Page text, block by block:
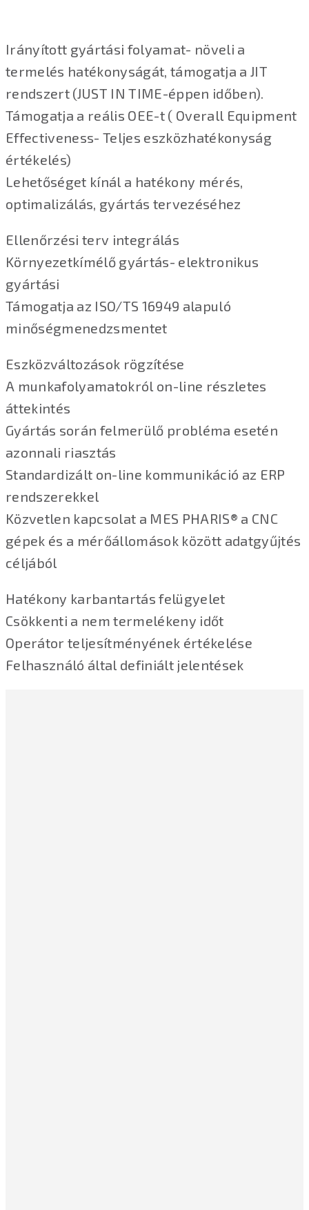
Irányított gyártási folyamat- növeli a
termelés hatékonyságát, támogatja a JIT
rendszert (JUST IN TIME-éppen időben).
Támogatja a reális OEE-t ( Overall Equipment
Effectiveness- Teljes eszközhatékonyság
értékelés)
Lehetőséget kínál a hatékony mérés,
optimalizálás, gyártás tervezéséhez
Ellenőrzési terv integrálás
Környezetkímélő gyártás- elektronikus
gyártási
Támogatja az ISO/TS 16949 alapuló
minőségmenedzsmentet
Eszközváltozások rögzítése
A munkafolyamatokról on-line részletes
áttekintés
Gyártás során felmerülő probléma esetén
azonnali riasztás
Standardizált on-line kommunikáció az ERP
rendszerekkel
Közvetlen kapcsolat a MES PHARIS® a CNC
gépek és a mérőállomások között adatgyűjtés
céljából
Hatékony karbantartás felügyelet
Csökkenti a nem termelékeny időt
Operátor teljesítményének értékelése
Felhasználó által definiált jelentések